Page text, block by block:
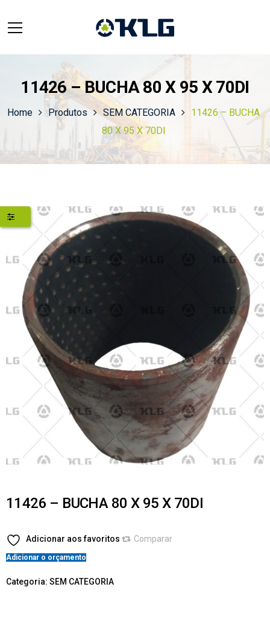
11426 – BUCHA 80 X 95 X 70DI
Home Produtos SEM CATEGORIA
11426 – BUCHA
80 X 95 X 70DI
11426 – BUCHA 80 X 95 X 70DI
Adicionar aos favoritos Comparar
Adicionar o orçamento
Categoria: SEM CATEGORIA